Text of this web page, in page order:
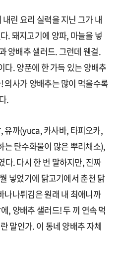
린 요리 실력을 지닌 그가 내
. 돼지고기에 양파, 마늘을 넣
양배추 샐러드. 그런데 웬걸.
. 양푼에 한 가득 있는 양배추
의사가 양배추는 많이 먹을수록
.
유까(yuca, 카사바, 타피오카,
는 탄수화물이 많은 뿌리채소),
다. 다시 한 번 말하지만, 진짜
넣었기에 닭고기에서 춘천 닭
나나튀김은 원래 내 최애니까
, 양배추 샐러드! 두 끼 연속 먹
말인가. 이 동네 양배추 자체